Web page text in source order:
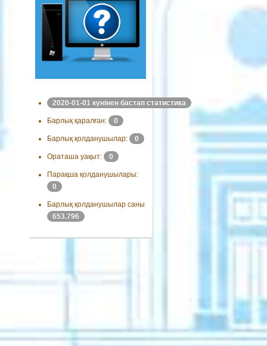
2020-01-01 күнінен бастап статистика
Барлық қаралған: 0
Барлық қолданушылар: 0
Ораташа уақыт: 0
Парақша қолданушылары:
0
Барлық қолданушылар саны
653.796